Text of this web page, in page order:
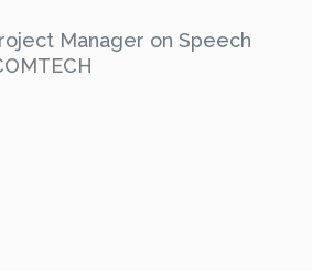
Manager on Speech